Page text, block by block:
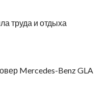
труда и отдыха
Mercedes-Benz GLA